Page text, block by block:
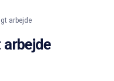
arbejde